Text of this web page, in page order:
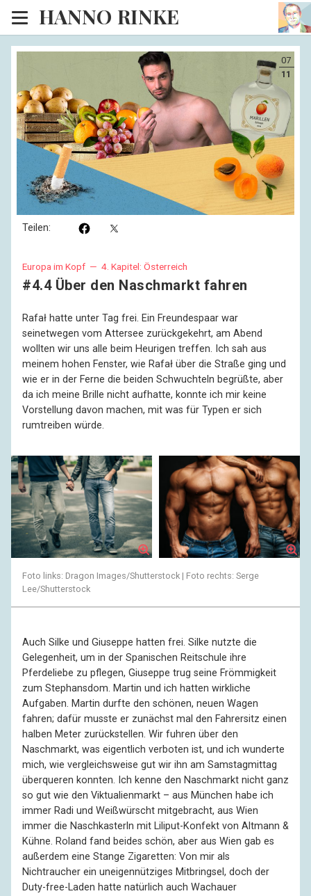
HANNO RINKE
Heim
EISINSEL
Sonntagspredigten
Blog
Lesesaal
Hörsaal
Kinosaal
Teilen:
07
11
Europa im Kopf — 4. Kapitel: Österreich
#4.4 Über den Naschmarkt fahren
Rafał hatte unter Tag frei. Ein Freundespaar war
seinetwegen vom Attersee zurückgekehrt, am Abend
wollten wir uns alle beim Heurigen treffen. Ich sah aus
meinem hohen Fenster, wie Rafał über die Straße ging und
wie er in der Ferne die beiden Schwuchteln begrüßte, aber
da ich meine Brille nicht aufhatte, konnte ich mir keine
Vorstellung davon machen, mit was für Typen er sich
rumtreiben würde.
Foto links: Dragon Images/Shutterstock | Foto rechts: Serge
Lee/Shutterstock
Auch Silke und Giuseppe hatten frei. Silke nutzte die
Gelegenheit, um in der Spanischen Reitschule ihre
Pferdeliebe zu pflegen, Giuseppe trug seine Frömmigkeit
zum Stephansdom. Martin und ich hatten wirkliche
Aufgaben. Martin durfte den schönen, neuen Wagen
fahren; dafür musste er zunächst mal den Fahrersitz einen
halben Meter zurückstellen. Wir fuhren über den
Naschmarkt, was eigentlich verboten ist, und ich wunderte
mich, wie vergleichsweise gut wir ihn am Samstagmittag
überqueren konnten. Ich kenne den Naschmarkt nicht ganz
so gut wie den Viktualienmarkt – aus München habe ich
immer Radi und Weißwürscht mitgebracht, aus Wien
immer die Naschkasterln mit Liliput-Konfekt von Altmann &
Kühne. Roland fand beides schön, aber aus Wien gab es
außerdem eine Stange Zigaretten: Von mir als
Nichtraucher ein uneigennütziges Mitbringsel, doch der
Duty-free-Laden hatte natürlich auch Wachauer